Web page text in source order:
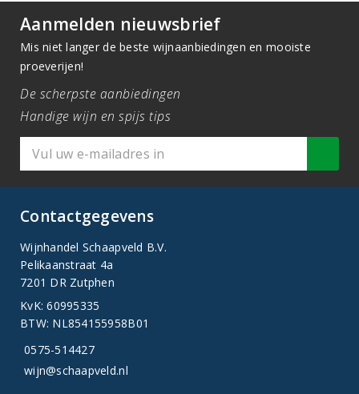
Aanmelden nieuwsbrief
Mis niet langer de beste wijnaanbiedingen en mooiste
proeverijen!
De scherpste aanbiedingen
Handige wijn en spijs tips
Contactgegevens
Wijnhandel Schaapveld B.V.
Pelikaanstraat 4a
7201 DR Zutphen
KvK: 60995335
BTW: NL854155958B01
0575-514427
wijn@schaapveld.nl